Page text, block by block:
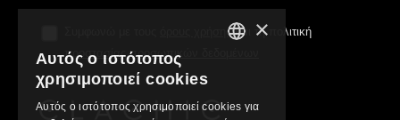
όρους χρήσηςκαι τη πολιτική
προστασίας προσωπικών δεδομένων
×
Αυτός ο ιστότοπος
χρησιμοποιεί cookies
Αυτός ο ιστότοπος χρησιμοποιεί cookies για